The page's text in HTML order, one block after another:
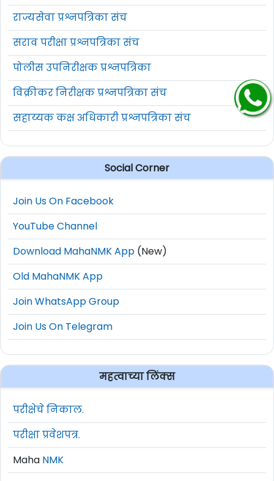
राज्यसेवा प्रश्नपत्रिका संच
सराव परीक्षा प्रश्नपत्रिका संच
पोलीस उपनिरीक्षक प्रश्नपत्रिका
विक्रीकर निरीक्षक प्रश्नपत्रिका संच
सहाय्यक कक्ष अधिकारी प्रश्नपत्रिका संच
Social Corner
Join Us On Facebook
YouTube Channel
Download MahaNMK App (New)
Old MahaNMK App
Join WhatsApp Group
Join Us On Telegram
महत्वाच्या लिंक्स
परीक्षेचे निकाल.
परीक्षा प्रवेशपत्र.
Maha NMK